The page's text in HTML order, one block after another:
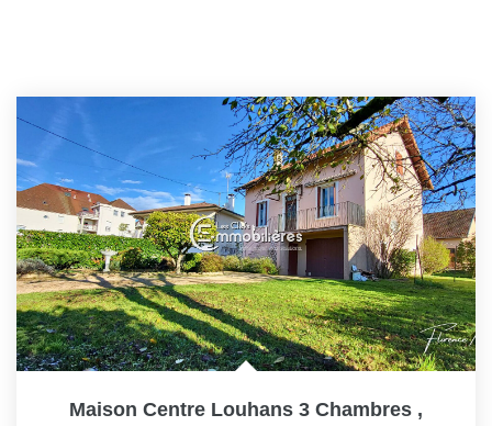
Maison Centre Louhans 3 Chambres ,